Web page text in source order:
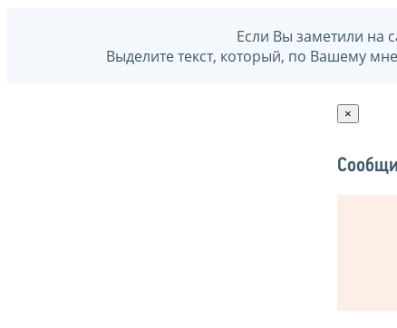
Если Вы заметили на
Выделите текст, который, по Вашему
×